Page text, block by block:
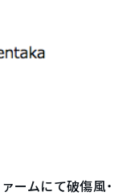
ームにて破傷風・